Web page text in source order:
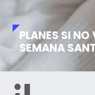
PLANES SI
SEMANA